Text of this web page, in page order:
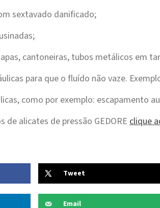
sextavado danificado;
cantoneiras, tubos metálicos em
para que o fluído não vaze.
como por exemplo: escapamento
de alicates de pressão GEDORE clique
Tweet
Email